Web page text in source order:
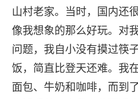
山村老家。当时，国内还
像我想象的那么好玩。对
问题，我自小没有摸过筷
饭，简直比登天还难。我
面包、牛奶和咖啡，而到